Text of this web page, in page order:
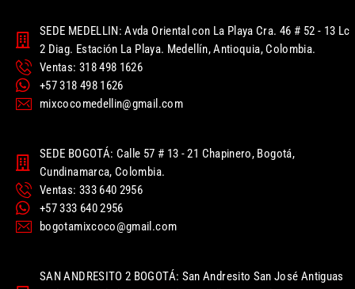
SEDE MEDELLIN: Avda Oriental con La Playa Cra. 46 # 52 - 13 Lc
2 Diag. Estación La Playa. Medellín, Antioquia, Colombia.
Ventas: 318 498 1626
+57 318 498 1626
mixcocomedellin@gmail.com
SEDE BOGOTÁ: Calle 57 # 13 - 21 Chapinero, Bogotá,
Cundinamarca, Colombia.
Ventas: 333 640 2956
+57 333 640 2956
bogotamixcoco@gmail.com
SAN ANDRESITO 2 BOGOTÁ: San Andresito San José Antiguas